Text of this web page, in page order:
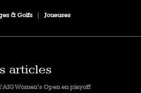
& Golfs Joueuses
articles
Women’s Open en playoff